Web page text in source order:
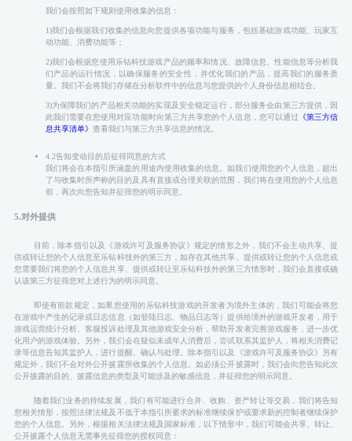
我们会按照如下规则使用收集的信息：
1)我们会根据我们收集的信息向您提供各项功能与服务，包括基础游戏功能、玩家互
动功能、消费功能等；
2)我们会根据您使用乐钻科技游戏产品的频率和情况、故障信息、性能信息等分析我
们产品的运行情况，以确保服务的安全性，并优化我们的产品，提高我们的服务质
量。我们不会将我们存储在分析软件中的信息与您提供的个人身份信息相结合。
3)为保障我们的产品相关功能的实现及安全稳定运行，部分服务会由第三方提供，因
此我们需要在您使用对应功能时向第三方共享您的个人信息，您可以通过 《第三方信
息共享清单》 查看我们与第三方共享信息的情况。
4.2告知变动目的后征得同意的方式
我们将会在本指引所涵盖的用途内使用收集的信息。如我们使用您的个人信息，超出
了与收集时所声称的目的及具有直接或合理关联的范围，我们将在使用您的个人信息
前，再次向您告知并征得您的明示同意。
5.对外提供
目前，除本指引以及《游戏许可及服务协议》规定的情形之外，我们不会主动共享、提
供或转让您的个人信息至乐钻科技外的第三方，如存在其他共享、提供或转让您的个人信息或
您需要我们将您的个人信息共享、提供或转让至乐钻科技外的第三方情形时，我们会直接或确
认该第三方征得您对上述行为的明示同意。
即使有前款规定，如果您使用的乐钻科技游戏的开发者为境外主体的，我们可能会将您
在游戏中产生的记录或日志信息（如登陆日志、物品日志等）提供给境外的游戏开发者，用于
游戏运营统计分析、客服投诉处理及其他游戏安全分析，帮助开发者完善游戏服务，进一步优
化用户的游戏体验。另外，我们会在疑似未成年人消费后，尝试联系其监护人，将相关消费记
录等信息告知其监护人，进行提醒、确认与处理。除本指引以及《游戏许可及服务协议》另有
规定外，我们不会对外公开披露所收集的个人信息。如必须公开披露时，我们会向您告知此次
公开披露的目的、披露信息的类型及可能涉及的敏感信息，并征得您的明示同意。
随着我们业务的持续发展，我们有可能进行合并、收购、资产转让等交易，我们将告知
您相关情形，按照法律法规及不低于本指引所要求的标准继续保护或要求新的控制者继续保护
您的个人信息。另外，根据相关法律法规及国家标准，以下情形中，我们可能会共享、转让、
公开披露个人信息无需事先征得您的授权同意：